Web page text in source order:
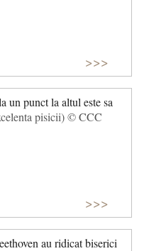
>>>
un punct la altul este sa
pisicii) © CCC
>>>
au ridicat biserici